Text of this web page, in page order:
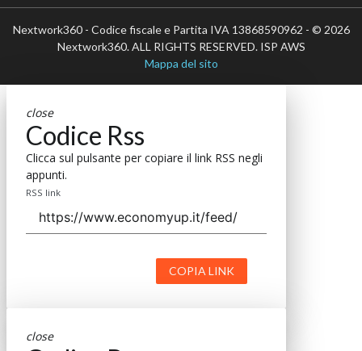
Nextwork360 - Codice fiscale e Partita IVA 13868590962 - © 2026
Nextwork360. ALL RIGHTS RESERVED. ISP AWS
Mappa del sito
close
Codice Rss
Clicca sul pulsante per copiare il link RSS negli
appunti.
RSS link
COPIA LINK
close